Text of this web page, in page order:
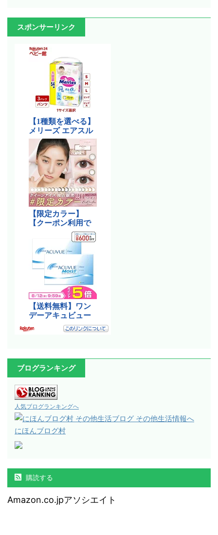
スポンサーリンク
ブログランキング
人気ブログランキングへ
にほんブログ村
購読する
Amazon.co.jpアソシエイト